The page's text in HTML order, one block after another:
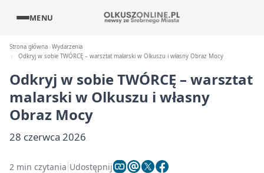
MENU
Strona główna Wydarzenia
Odkryj w sobie TWÓRCĘ – warsztat malarski w Olkuszu i własny Obraz Mocy
Odkryj w sobie TWÓRCĘ – warsztat
malarski w Olkuszu i własny
Obraz Mocy
28 czerwca 2026
2 min czytania Udostępnij